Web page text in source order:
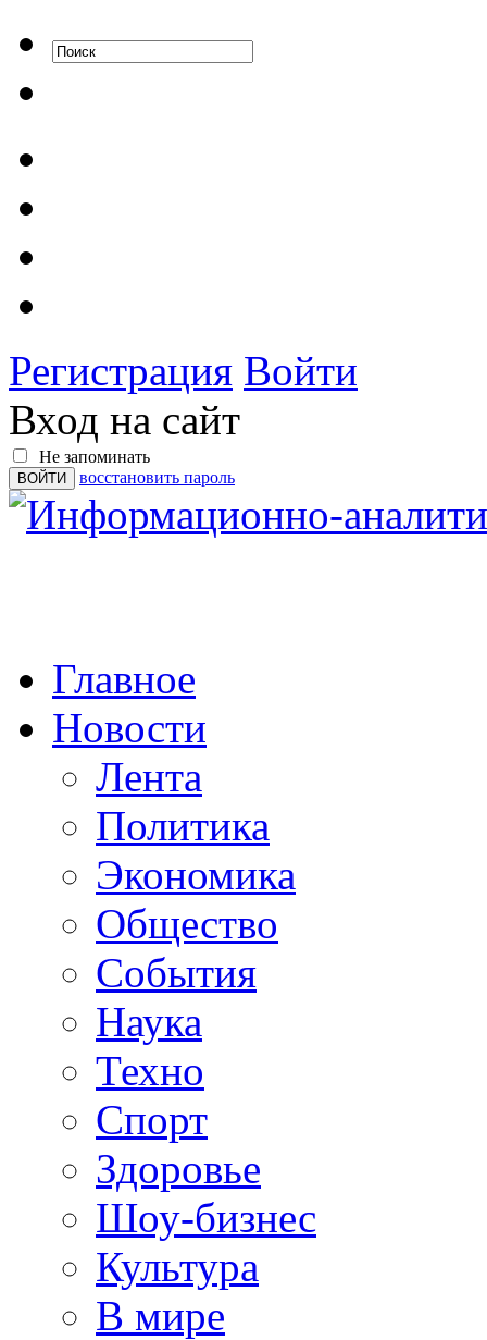
Регистрация Войти
Вход на сайт
Не запоминать
восстановить пароль
Главное
Новости
Лента
Политика
Экономика
Общество
События
Наука
Техно
Спорт
Здоровье
Шоу-бизнес
Культура
В мире